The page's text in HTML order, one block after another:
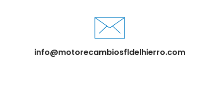
info@motorecambiosfldelhierro.com